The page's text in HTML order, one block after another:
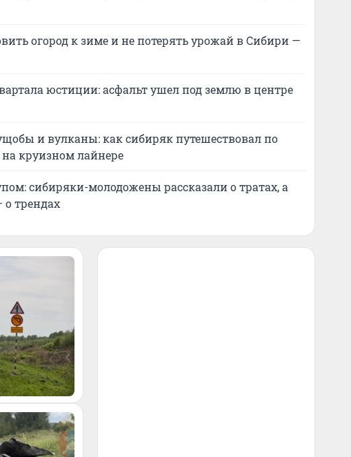
огород к зиме и не потерять урожай в Сибири —
юстиции: асфальт ушел под землю в центре
и вулканы: как сибиряк путешествовал по
круизном лайнере
сибиряки-молодожены рассказали о тратах, а
о трендах